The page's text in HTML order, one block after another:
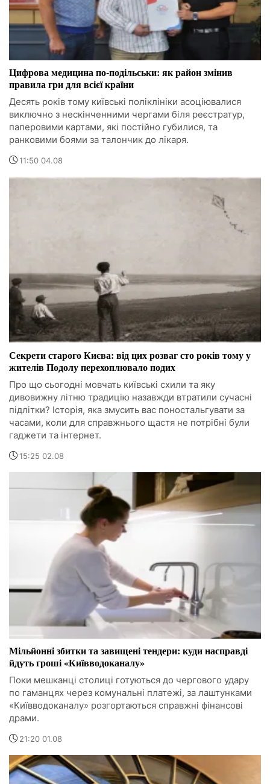
Цифрова медицина по-подільськи: як район змінив
правила гри для всієї країни
Десять років тому київські поліклініки асоціювалися
виключно з нескінченними чергами біля реєстратур,
паперовими картами, які постійно губилися, та
ранковими боями за талончик до лікаря.
11:50 04.08
Секрети старого Києва: від цих розваг сто років тому у
жителів Подолу перехоплювало подих
Про що сьогодні мовчать київські схили та яку
дивовижну літню традицію назавжди втратили сучасні
підлітки? Історія, яка змусить вас поностальгувати за
часами, коли для справжнього щастя не потрібні були
гаджети та інтернет.
15:25 02.08
Мільйонні збитки та завищені тендери: куди насправді
йдуть гроші «Київводоканалу»
Поки мешканці столиці готуються до чергового удару
по гаманцях через комунальні платежі, за лаштунками
«Київводоканалу» розгортаються справжні фінансові
драми.
21:20 01.08